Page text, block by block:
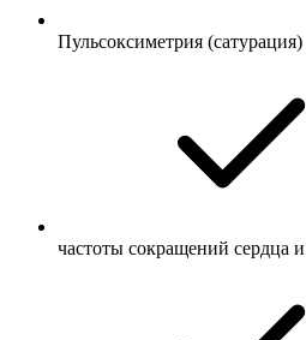
Пульсоксиметрия (сатурация)
частоты сокращений сердца